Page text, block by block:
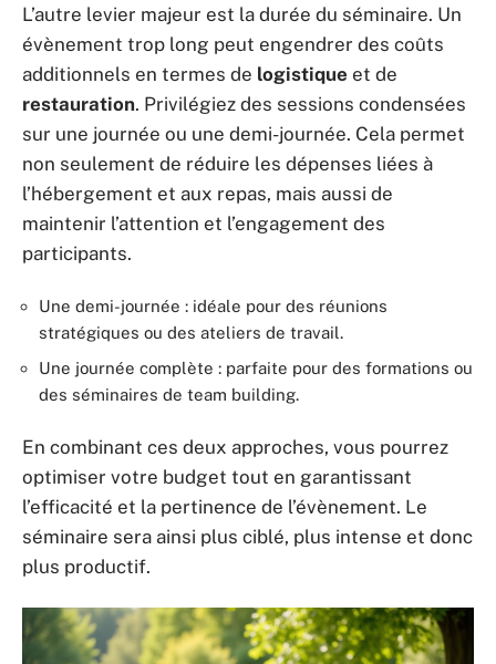
L’autre levier majeur est la durée du séminaire. Un
évènement trop long peut engendrer des coûts
additionnels en termes de logistique et de
restauration. Privilégiez des sessions condensées
sur une journée ou une demi-journée. Cela permet
non seulement de réduire les dépenses liées à
l’hébergement et aux repas, mais aussi de
maintenir l’attention et l’engagement des
participants.
Une demi-journée : idéale pour des réunions
stratégiques ou des ateliers de travail.
Une journée complète : parfaite pour des formations ou
des séminaires de team building.
En combinant ces deux approches, vous pourrez
optimiser votre budget tout en garantissant
l’efficacité et la pertinence de l’évènement. Le
séminaire sera ainsi plus ciblé, plus intense et donc
plus productif.